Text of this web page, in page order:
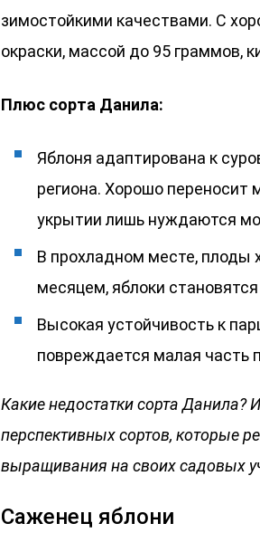
зимостойкими качествами. С
окраски, массой до 95 граммов,
Плюс сорта Данила:
Яблоня адаптирована к
региона. Хорошо
укрытии лишь нуждаются
В прохладном месте,
месяцем, яблоки становятся
Высокая устойчивость к
повреждается малая часть
Какие недостатки сорта Данила?
перспективных сортов, которые
выращивания на своих садовых
Саженец яблони